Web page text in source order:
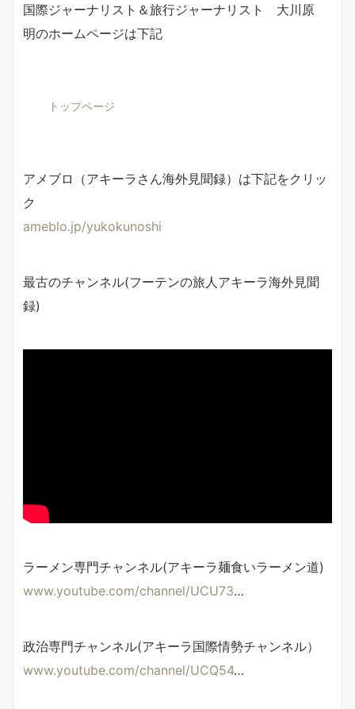
国際ジャーナリスト＆旅行ジャーナリスト 大川原
明のホームページは下記
トップページ
アメブロ（アキーラさん海外見聞録）は下記をクリッ
ク
ameblo.jp/yukokunoshi
最古のチャンネル(フーテンの旅人アキーラ海外見聞
録)
ラーメン専門チャンネル(アキーラ麺食いラーメン道)
www.youtube.com/channel/UCU73…
政治専門チャンネル(アキーラ国際情勢チャンネル）
www.youtube.com/channel/UCQ54…